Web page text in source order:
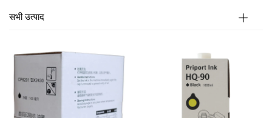
सभी उत्पाद